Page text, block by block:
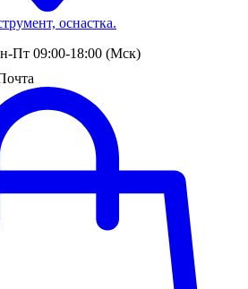
оснастка.
Пт 09:00-18:00 (Мск)